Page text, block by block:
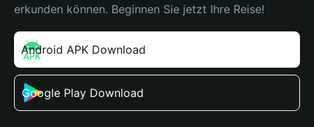
erkunden können. Beginnen Sie jetzt Ihre Reise!
Android APK Download
Google Play Download